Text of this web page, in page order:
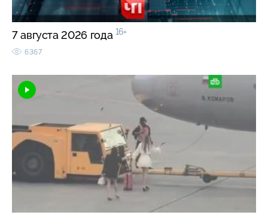
7 августа 2026 года 16+
6367